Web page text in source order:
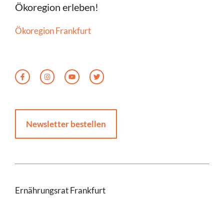
Ökoregion erleben!
Ökoregion Frankfurt
Newsletter bestellen
Ernährungsrat Frankfurt